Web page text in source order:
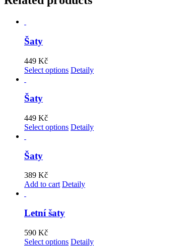
Šaty
449 Kč
Select options Detaily
Šaty
449 Kč
Select options Detaily
Šaty
389 Kč
Add to cart Detaily
Letní šaty
590 Kč
Select options Detaily